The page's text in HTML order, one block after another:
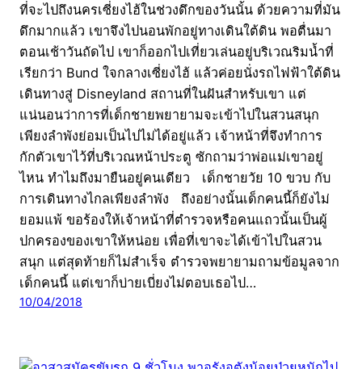
ที่จะไปถึงนครเซี่ยงไฮ้ในช่วงดึกของวันนั้น ด้วยความที่มัน
ดึกมากแล้ว เขาจึงไปนอนพักอยู่ทางเดินใต้ดิน พอตื่นมา
ตอนเช้าวันถัดไป เขาก็ออกไปเที่ยวเล่นอยู่บริเวณริมน้ำที่
เรียกว่า Bund ใจกลางเซี่ยงไฮ้ แล้วค่อยนั่งรถไฟฟ้าใต้ดิน
เดินทางสู่ Disneyland สถานที่ในฝันสำหรับเขา แต่
แน่นอนว่าการที่เด็กชายพยายามจะเข้าไปในสวนสนุก
เพียงลำพังย่อมเป็นไปไม่ได้อยู่แล้ว เจ้าหน้าที่จึงทำการ
กักตัวเขาไว้ที่บริเวณหน้าประตู ซักถามว่าพ่อแม่เขาอยู่
ไหน ทำไมถึงมายืนอยู่คนเดียว เด็กชายวัย 10 ขวบ กับ
การเดินทางไกลเพียงลำพัง ถึงอย่างนั้นเด็กคนนี้ก็ยังไม่
ยอมแพ้ ขอร้องให้เจ้าหน้าที่ตำรวจหรือคนแถวนั้นเป็นผู้
ปกครองของเขาให้หน่อย เพื่อที่เขาจะได้เข้าไปในสวน
สนุก แต่สุดท้ายก็ไม่สำเร็จ ตำรวจพยายามถามข้อมูลจาก
เด็กคนนี้ แต่เขาก็บ่ายเบี่ยงไม่ตอบเธอไป…
10/04/2018